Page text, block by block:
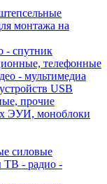
монтажа на
- спутник
телефонные
- мультимедиа
USB
прочие
ЭУИ, моноблоки
силовые
ТВ - радио -